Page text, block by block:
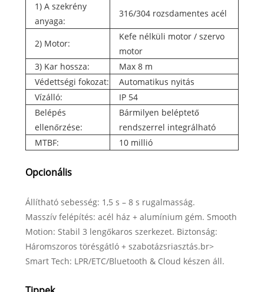
1) A szekrény
anyaga:
316/304 rozsdamentes acél
2) Motor:
Kefe nélküli motor / szervo
motor
3) Kar hossza:
Max 8 m
Védettségi fokozat:
Automatikus nyitás
Vízálló:
IP 54
Belépés
ellenőrzése:
Bármilyen beléptető
rendszerrel integrálható
MTBF:
10 millió
Opcionális
Állítható sebesség: 1,5 s – 8 s rugalmasság.
Masszív felépítés: acél ház + alumínium gém. Smooth
Motion: Stabil 3 lengőkaros szerkezet. Biztonság:
Háromszoros törésgátló + szabotázsriasztás.br>
Smart Tech: LPR/ETC/Bluetooth & Cloud készen áll.